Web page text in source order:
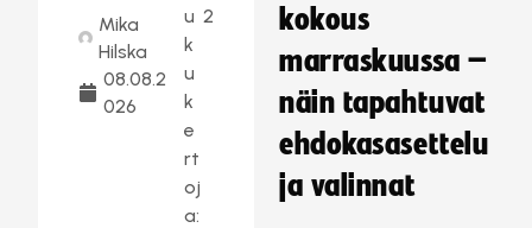
Mika
Hilska
08.08.2
026
u
k
u
k
e
rt
oj
a:
2
kokous
marraskuussa –
näin tapahtuvat
ehdokasasettelu
ja valinnat